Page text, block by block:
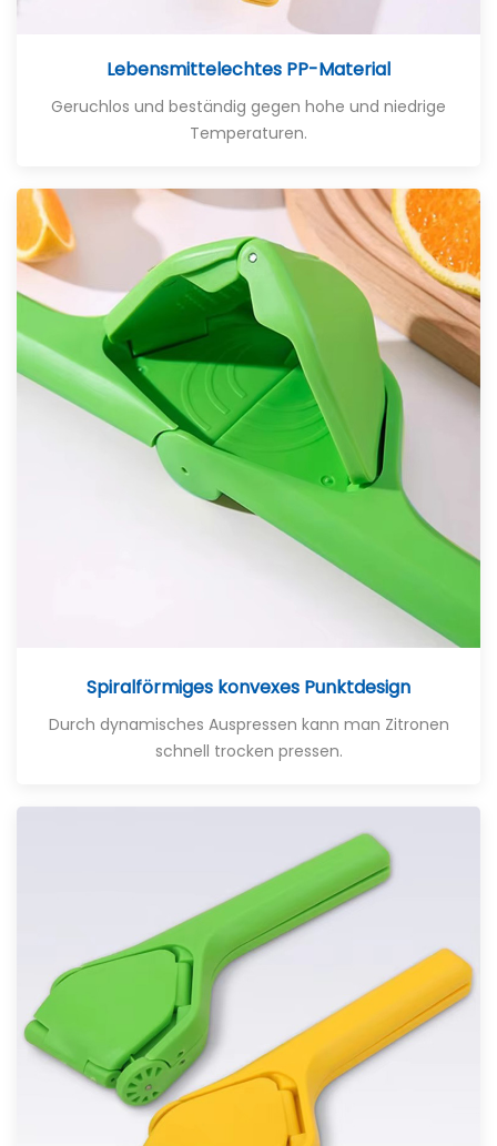
Lebensmittelechtes PP-Material
Geruchlos und beständig gegen hohe und niedrige
Temperaturen.
Spiralförmiges konvexes Punktdesign
Durch dynamisches Auspressen kann man Zitronen
schnell trocken pressen.